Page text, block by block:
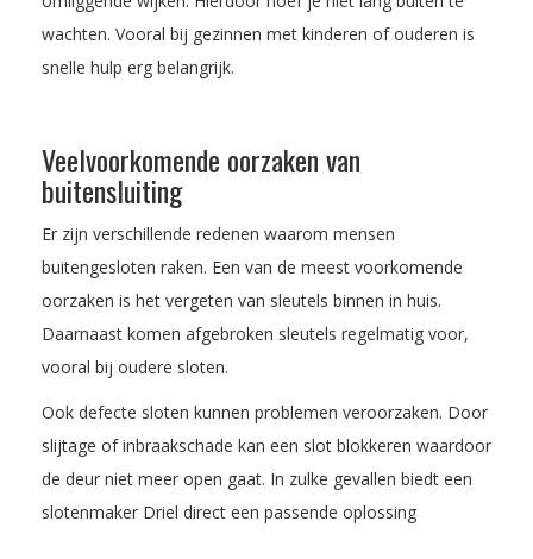
wachten. Vooral bij gezinnen met kinderen of ouderen is
snelle hulp erg belangrijk.
Veelvoorkomende oorzaken van
buitensluiting
Er zijn verschillende redenen waarom mensen
buitengesloten raken. Een van de meest voorkomende
oorzaken is het vergeten van sleutels binnen in huis.
Daarnaast komen afgebroken sleutels regelmatig voor,
vooral bij oudere sloten.
Ook defecte sloten kunnen problemen veroorzaken. Door
slijtage of inbraakschade kan een slot blokkeren waardoor
de deur niet meer open gaat. In zulke gevallen biedt een
slotenmaker Driel direct een passende oplossing